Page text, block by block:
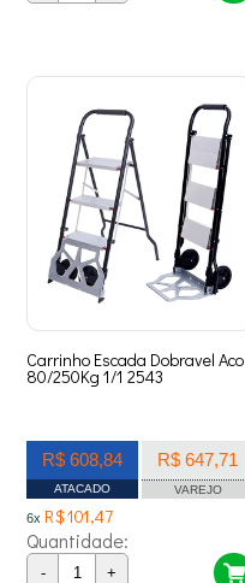
Carrinho Escada Dobravel Aco
80/250Kg 1/1 2543
R$ 608,84
ATACADO
R$ 647,71
VAREJO
6x R$ 101,47
Quantidade:
- +